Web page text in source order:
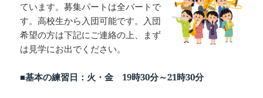
ています。募集パートは全パートで
す。高校生から入団可能です。入団
希望の方は下記にご連絡の上、まず
は見学にお出でください。
■基本の練習日：火・金 19時30分～21時30分